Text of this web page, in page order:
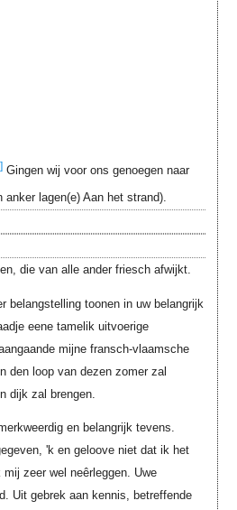
Gingen wij voor ons genoegen naar
lagen(e) Aan het strand).
die van alle ander friesch afwijkt.
belangstelling toonen in uw belangrijk
eene tamelik uitvoerige
mijne fransch-vlaamsche
den loop van dezen zomer zal
dijk zal brengen.
en belangrijk tevens.
'k en geloove niet dat ik het
zeer wel neêrleggen. Uwe
Uit gebrek aan kennis, betreffende